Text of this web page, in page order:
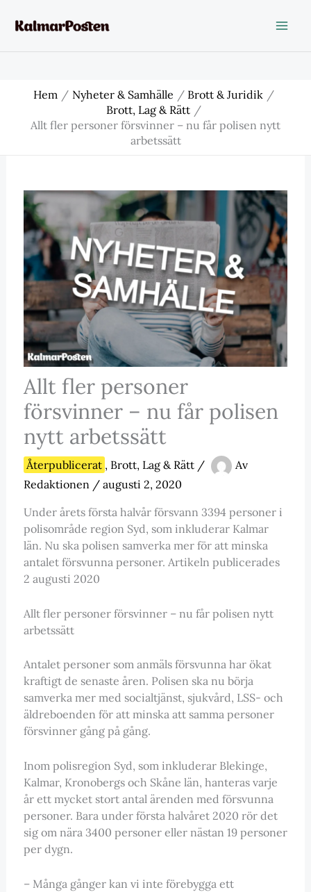
Hem Nyheter & Samhälle
Brott & Juridik
Brott, Lag & Rätt
Allt fler personer försvinner – nu får polisen nytt
arbetssätt
Allt fler personer
försvinner – nu får polisen
nytt arbetssätt
Återpublicerat , Brott, Lag & Rätt/
Av
Redaktionen / augusti 2, 2020
Under årets första halvår försvann 3394 personer i
polisområde region Syd, som inkluderar Kalmar
län. Nu ska polisen samverka mer för att minska
antalet försvunna personer. Artikeln publicerades
2 augusti 2020
Allt fler personer försvinner – nu får polisen nytt
arbetssätt
Antalet personer som anmäls försvunna har ökat
kraftigt de senaste åren. Polisen ska nu börja
samverka mer med socialtjänst, sjukvård, LSS- och
äldreboenden för att minska att samma personer
försvinner gång på gång.
Inom polisregion Syd, som inkluderar Blekinge,
Kalmar, Kronobergs och Skåne län, hanteras varje
år ett mycket stort antal ärenden med försvunna
personer. Bara under första halvåret 2020 rör det
sig om nära 3400 personer eller nästan 19 personer
per dygn.
– Många gånger kan vi inte förebygga ett